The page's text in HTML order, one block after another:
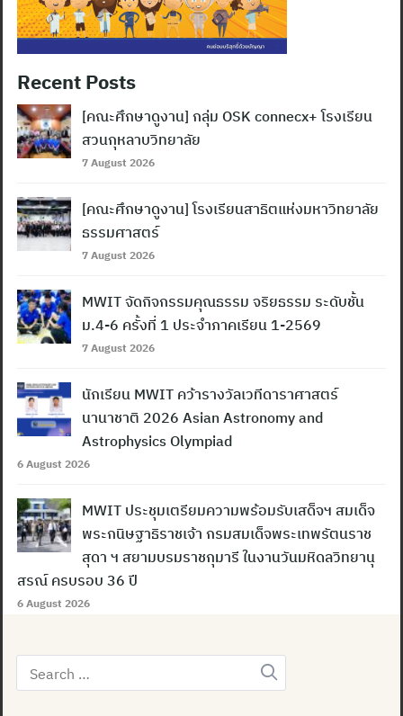
Recent Posts
[คณะศึกษาดูงาน] กลุ่ม OSK connecx+ โรงเรียน
สวนกุหลาบวิทยาลัย
7 August 2026
[คณะศึกษาดูงาน] โรงเรียนสาธิตแห่งมหาวิทยาลัย
ธรรมศาสตร์
7 August 2026
MWIT จัดกิจกรรมคุณธรรม จริยธรรม ระดับชั้น
ม.4-6 ครั้งที่ 1 ประจำภาคเรียน 1-2569
7 August 2026
นักเรียน MWIT คว้ารางวัลเวทีดาราศาสตร์
นานาชาติ 2026 Asian Astronomy and
Astrophysics Olympiad
6 August 2026
MWIT ประชุมเตรียมความพร้อมรับเสด็จฯ สมเด็จ
พระกนิษฐาธิราชเจ้า กรมสมเด็จพระเทพรัตนราช
สุดา ฯ สยามบรมราชกุมารี ในงานวันมหิดลวิทยานุ
สรณ์ ครบรอบ 36 ปี
6 August 2026
Search
for: